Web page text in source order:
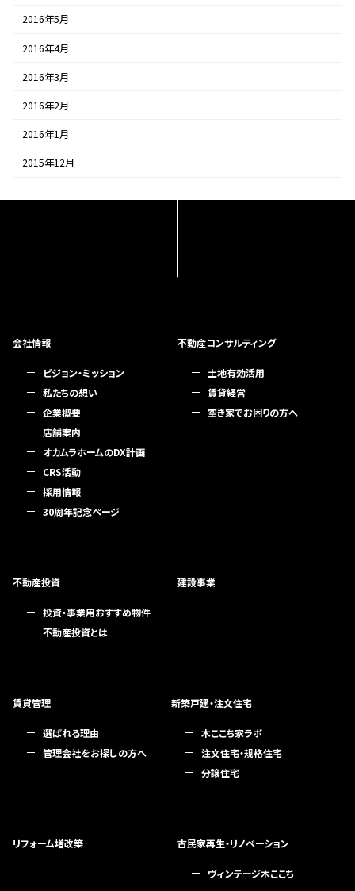
2016年5月
2016年4月
2016年3月
2016年2月
2016年1月
2015年12月
会社情報
ビジョン・ミッション
私たちの想い
企業概要
店舗案内
オカムラホームのDX計画
CRS活動
採用情報
30周年記念ページ
不動産コンサルティング
土地有効活用
賃貸経営
空き家でお困りの方へ
不動産投資
投資・事業用おすすめ物件
不動産投資とは
建設事業
賃貸管理
選ばれる理由
管理会社をお探しの方へ
新築戸建・注文住宅
木ここち家ラボ
注文住宅・規格住宅
分譲住宅
リフォーム増改築 古民家再生・リノベーション
ヴィンテージ木ここち